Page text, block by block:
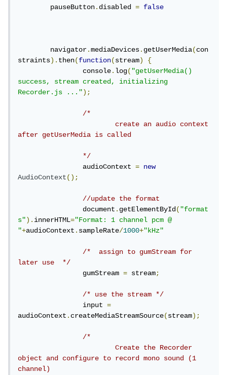
	pauseButton
.disabled = false
	navigator
.mediaDevices.getUserMedia(con
straints).then(function(stream)
{
		console
.log("getUserMedia()
success, stream created, initializing
Recorder.js ...");
/*
			create an audio context
after getUserMedia is called
		*/
		audioContext
=
new
AudioContext();
//update the format
		document
.getElementById("format
s").innerHTML="Format: 1 channel pcm @
"+audioContext.sampleRate/1000+"kHz"
/*  assign to gumStream for
later use  */
		gumStream
= stream;
/* use the stream */
		input
=
audioContext.createMediaStreamSource(stream);
/*
			Create the Recorder
object and configure to record mono sound (1
channel)